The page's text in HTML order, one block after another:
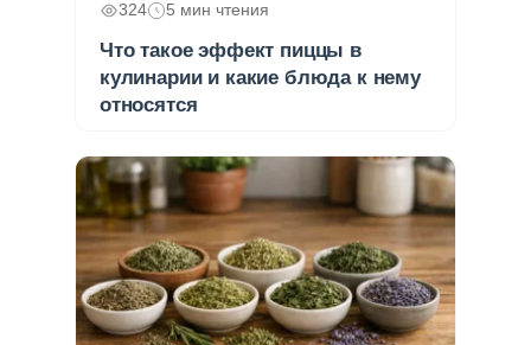
324 5 мин чтения
Что такое эффект пиццы в
кулинарии и какие блюда к нему
относятся